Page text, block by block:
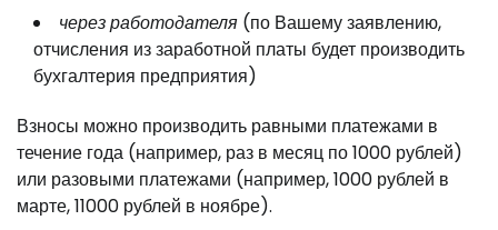
через работодателя (по Вашему заявлению,
отчисления из заработной платы будет производить
бухгалтерия предприятия)
Взносы можно производить равными платежами в
течение года (например, раз в месяц по 1000 рублей)
или разовыми платежами (например, 1000 рублей в
марте, 11000 рублей в ноябре).